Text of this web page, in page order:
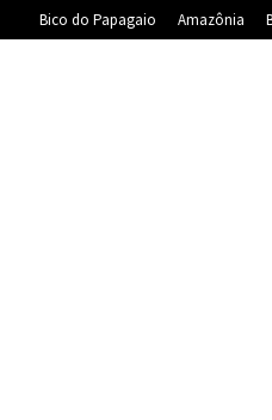
Bico do Papagaio Amazônia